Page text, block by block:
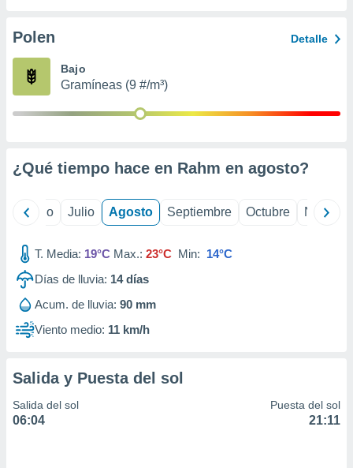
e
mediante
de
Polen Detalle
Bajo
Gramíneas (9 #/m³)
¿Qué tiempo hace en Rahm en agosto?
Junio Julio Agosto Septiembre Octubre
T. Media: 19°C Max.: 23°C Min: 14°C
Días de lluvia: 14días
Acum. de lluvia: 90 mm
Viento medio: 11 km/h
Salida y Puesta del sol
Salida del sol
06:04
Puesta del sol
21:11